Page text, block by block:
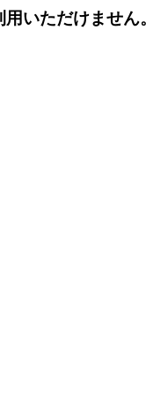
いただけませ